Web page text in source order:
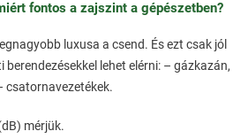
fontos a zajszint a gépészetben?
luxusa a csend. És ezt csak jól
lehet elérni: – gázkazán,
csatornavezetékek.
mérjük.